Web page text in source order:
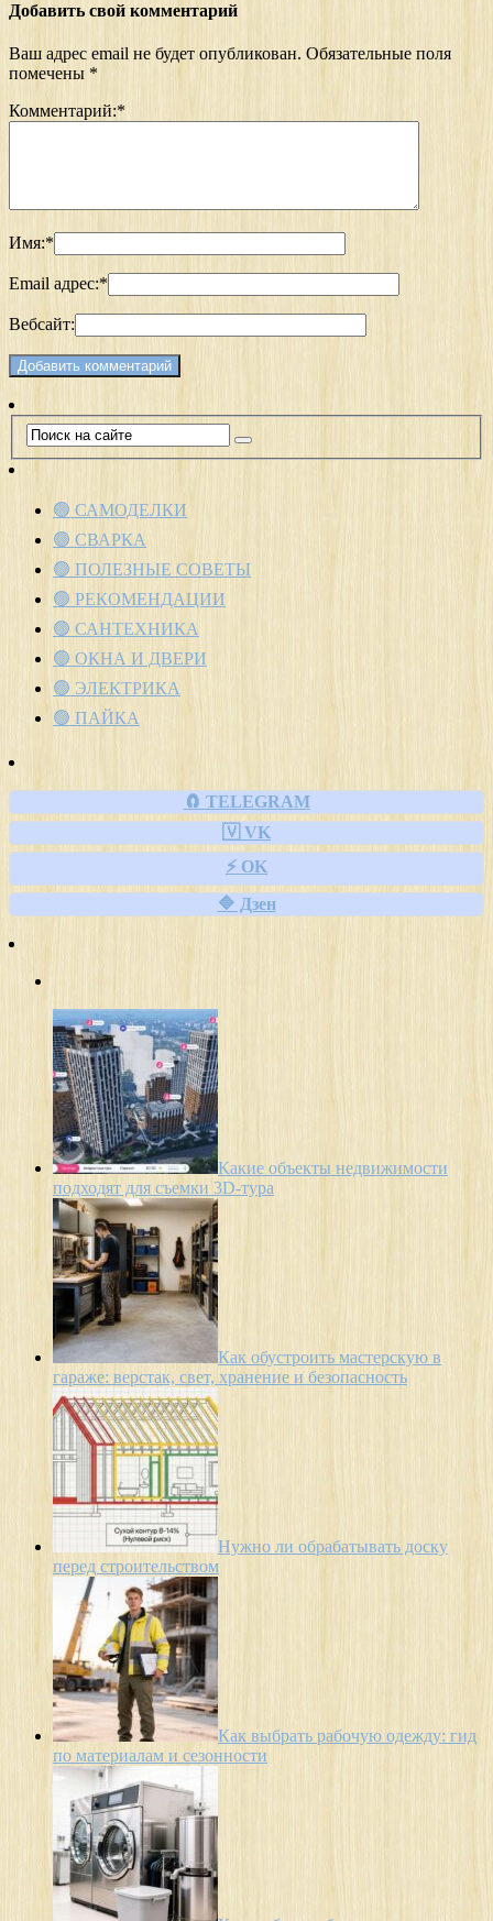
Добавить свой комментарий
Ваш адрес email не будет опубликован. Обязательные поля
помечены *
Комментарий:*
Имя:*
Email адрес:*
Вебсайт:
🟢 САМОДЕЛКИ
🟢 СВАРКА
🟢 ПОЛЕЗНЫЕ СОВЕТЫ
🟢 РЕКОМЕНДАЦИИ
🟢 САНТЕХНИКА
🟢 ОКНА И ДВЕРИ
🟢 ЭЛЕКТРИКА
🟢 ПАЙКА
🧲 TELEGRAM
🇻 VK
⚡ OK
🔷 Дзен
Какие объекты недвижимости
подходят для съемки 3D-тура
Как обустроить мастерскую в
гараже: верстак, свет, хранение и безопасность
Нужно ли обрабатывать доску
перед строительством
Как выбрать рабочую одежду: гид
по материалам и сезонности